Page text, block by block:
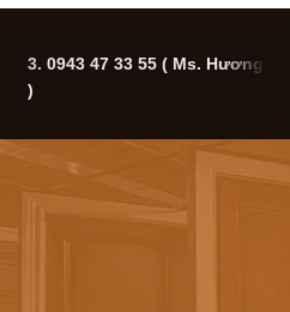
3. 0943 47 33 55 ( Ms. Hương
)